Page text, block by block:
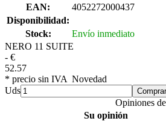
EAN:
4052272000437
Disponibilidad:
Stock:
Envío inmediato
NERO 11 SUITE
- €
52.57
* precio sin IVA Novedad
Uds
Opiniones
Su opinión